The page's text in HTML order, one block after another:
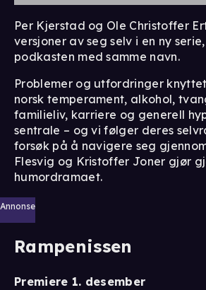
Per Kjerstad og Ole Christoffer
versjoner av seg selv i en ny
podkasten med samme navn.
Problemer og utfordringer
norsk temperament, alkohol,
familieliv, karriere og generell
sentrale – og vi følger deres
forsøk på å navigere seg
Flesvig og Kristoffer Joner gjør
humordramaet.
Annonse
Rampenissen
Premiere 1. desember